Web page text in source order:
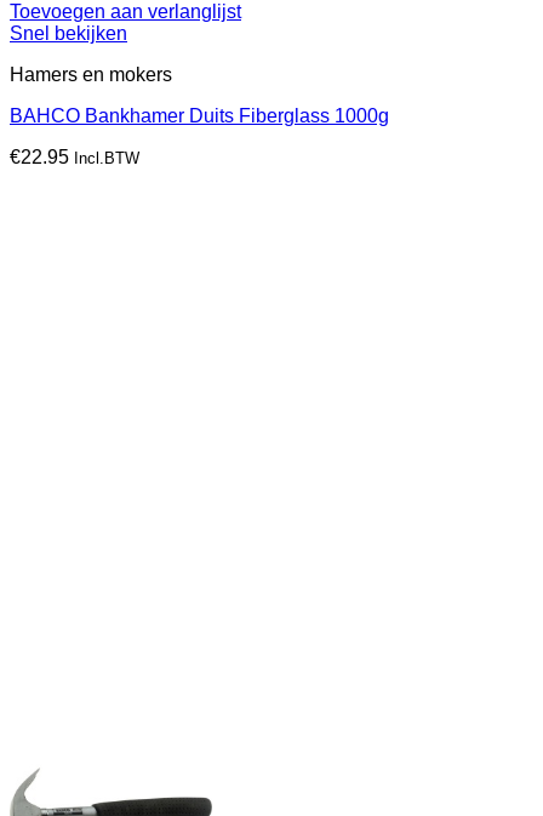
Toevoegen aan verlanglijst
Snel bekijken
Hamers en mokers
BAHCO Bankhamer Duits Fiberglass 1000g
€22.95 Incl.BTW